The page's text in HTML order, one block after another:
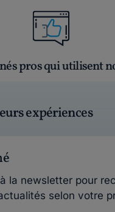
pros qui utilisent
expériences
la newsletter pour
selon votre